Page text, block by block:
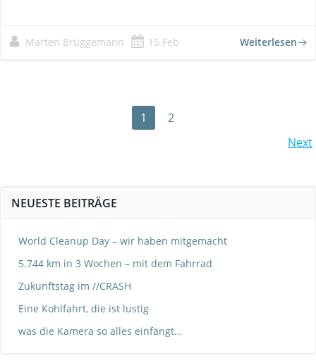
Marten Brüggemann 15 Feb Weiterlesen
Page
1 Page
2
Next
NEUESTE BEITRÄGE
World Cleanup Day – wir haben mitgemacht
5.744 km in 3 Wochen – mit dem Fahrrad
Zukunftstag im //CRASH
Eine Kohlfahrt, die ist lustig
was die Kamera so alles einfängt…